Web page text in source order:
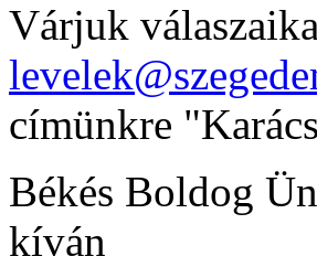
Várjuk
címünkre
Békés Boldog
kíván